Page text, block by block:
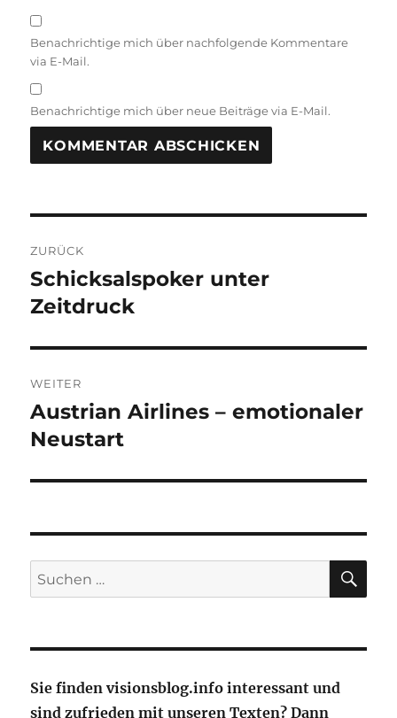
Benachrichtige mich über nachfolgende Kommentare
via E-Mail.
Benachrichtige mich über neue Beiträge via E-Mail.
ZURÜCK
Vorheriger
Beitrag:
Schicksalspoker unter
Zeitdruck
WEITER
Nächster
Beitrag:
Austrian Airlines – emotionaler
Neustart
Suche
nach:
Sie finden visionsblog.info interessant und
sind zufrieden mit unseren Texten? Dann